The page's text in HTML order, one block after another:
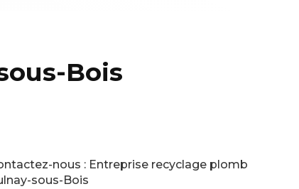
Bois
nous : Entreprise recyclage plomb
sous-Bois